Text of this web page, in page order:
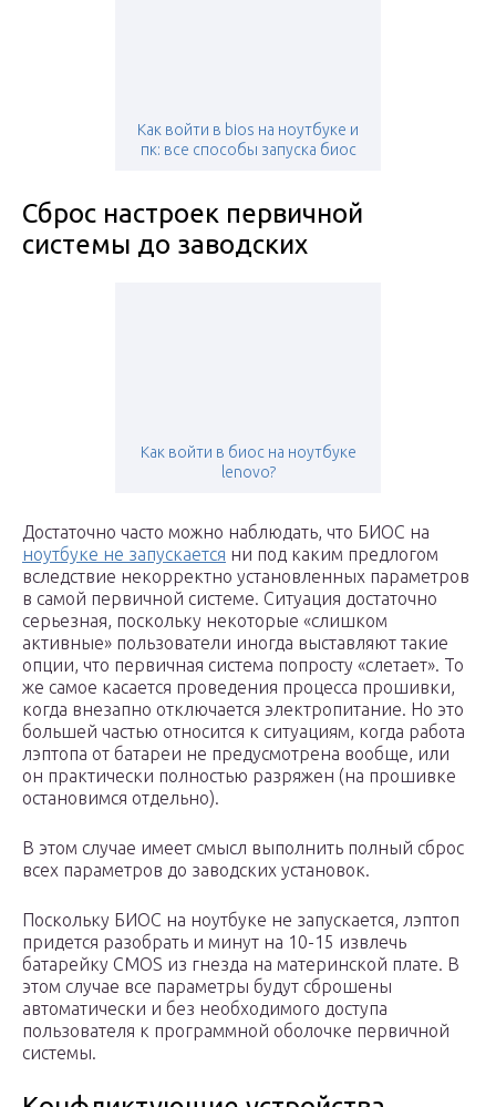
Как войти в bios на ноутбуке и
пк: все способы запуска биос
Сброс настроек первичной
системы до заводских
Как войти в биос на ноутбуке
lenovo?
Достаточно часто можно наблюдать, что БИОС на
ноутбуке не запускается ни под каким предлогом
вследствие некорректно установленных параметров
в самой первичной системе. Ситуация достаточно
серьезная, поскольку некоторые «слишком
активные» пользователи иногда выставляют такие
опции, что первичная система попросту «слетает». То
же самое касается проведения процесса прошивки,
когда внезапно отключается электропитание. Но это
большей частью относится к ситуациям, когда работа
лэптопа от батареи не предусмотрена вообще, или
он практически полностью разряжен (на прошивке
остановимся отдельно).
В этом случае имеет смысл выполнить полный сброс
всех параметров до заводских установок.
Поскольку БИОС на ноутбуке не запускается, лэптоп
придется разобрать и минут на 10-15 извлечь
батарейку CMOS из гнезда на материнской плате. В
этом случае все параметры будут сброшены
автоматически и без необходимого доступа
пользователя к программной оболочке первичной
системы.